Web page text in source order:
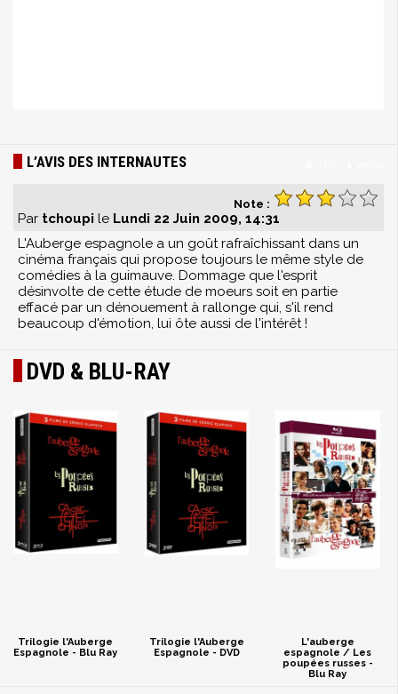
L’AVIS DES INTERNAUTES
Note :
Par tchoupi le Lundi 22 Juin 2009, 14:31
L'Auberge espagnole a un goût rafraîchissant dans un
cinéma français qui propose toujours le même style de
comédies à la guimauve. Dommage que l'esprit
désinvolte de cette étude de moeurs soit en partie
effacé par un dénouement à rallonge qui, s'il rend
beaucoup d'émotion, lui ôte aussi de l'intérêt !
DVD & BLU-RAY
Trilogie l'Auberge
Espagnole - Blu Ray
Trilogie l'Auberge
Espagnole - DVD
L'auberge
espagnole / Les
poupées russes -
Blu Ray